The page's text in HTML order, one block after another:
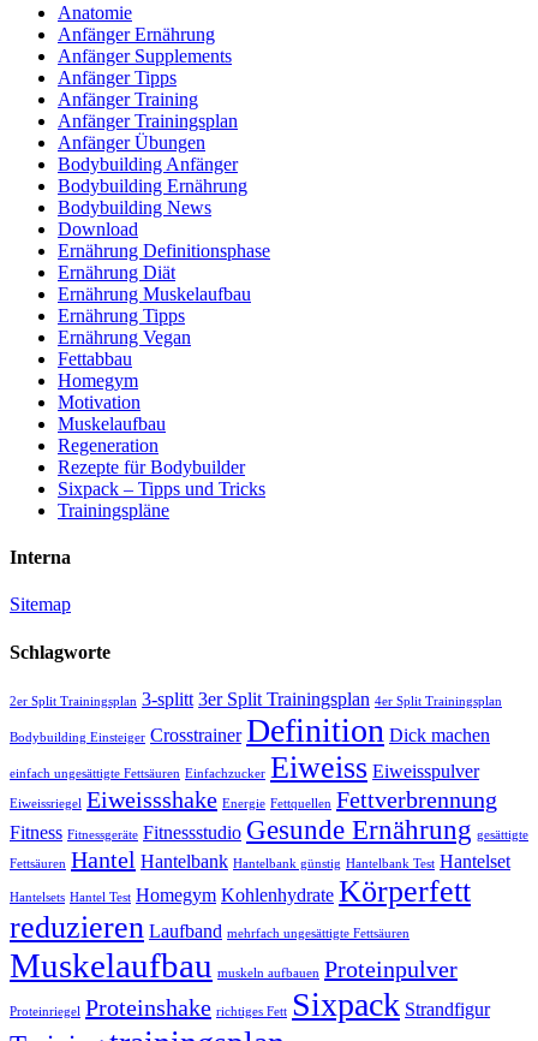
Anatomie
Anfänger Ernährung
Anfänger Supplements
Anfänger Tipps
Anfänger Training
Anfänger Trainingsplan
Anfänger Übungen
Bodybuilding Anfänger
Bodybuilding Ernährung
Bodybuilding News
Download
Ernährung Definitionsphase
Ernährung Diät
Ernährung Muskelaufbau
Ernährung Tipps
Ernährung Vegan
Fettabbau
Homegym
Motivation
Muskelaufbau
Regeneration
Rezepte für Bodybuilder
Sixpack – Tipps und Tricks
Trainingspläne
Interna
Sitemap
Schlagworte
2er Split Trainingsplan 3-splitt 3er Split Trainingsplan 4er Split Trainingsplan
Bodybuilding Einsteiger Crosstrainer Definition Dick machen
einfach ungesättigte Fettsäuren Einfachzucker Eiweiss Eiweisspulver
Eiweissriegel Eiweissshake Energie Fettquellen Fettverbrennung
Fitness Fitnessgeräte Fitnessstudio Gesunde Ernährung gesättigte
Fettsäuren Hantel Hantelbank Hantelbank günstig Hantelbank Test Hantelset
Hantelsets Hantel Test Homegym Kohlenhydrate Körperfett
reduzieren Laufband mehrfach ungesättigte Fettsäuren
Muskelaufbau muskeln aufbauen Proteinpulver
Proteinriegel Proteinshake richtiges Fett Sixpack Strandfigur